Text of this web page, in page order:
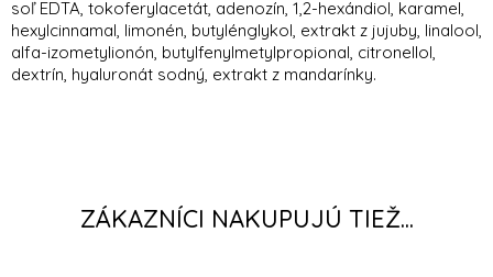
soľ EDTA, tokoferylacetát, adenozín, 1,2-hexándiol, karamel,
hexylcinnamal, limonén, butylénglykol, extrakt z jujuby, linalool,
alfa-izometylionón, butylfenylmetylpropional, citronellol,
dextrín, hyaluronát sodný, extrakt z mandarínky.